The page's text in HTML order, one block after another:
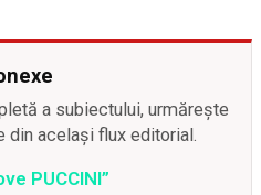
a subiectului, urmărește
din același flux editorial.
PUCCINI”